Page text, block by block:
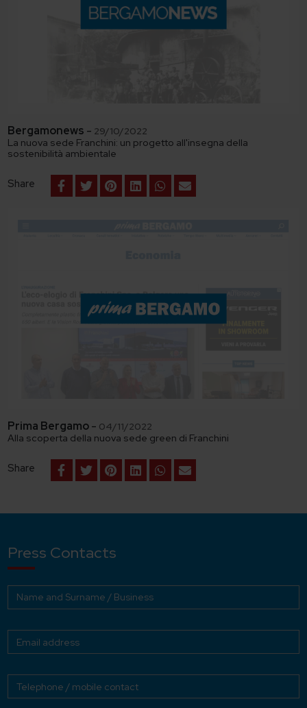
Bergamonews - 29/10/2022
La nuova sede Franchini: un progetto all'insegna della
sostenibilità ambientale
Share
Prima Bergamo- 04/11/2022
Alla scoperta della nuova sede green di Franchini
Share
Press Contacts